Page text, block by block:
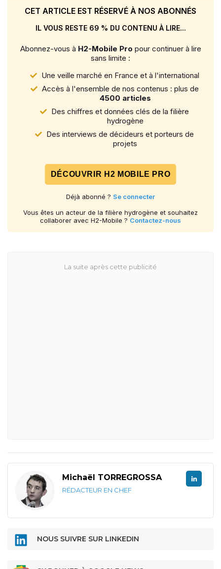
CET ARTICLE EST RÉSERVÉ À NOS ABONNÉS
IL VOUS RESTE 69 % DU CONTENU À LIRE...
Abonnez-vous à H2-Mobile Pro pour continuer à lire
sans limite :
Une veille marché en France et à l'international
Accès à l'ensemble de nos contenus : plus de
4500 articles
Des chiffres et données clés de la filière
hydrogène
Des interviews de décideurs et porteurs de
projets
DÉCOUVRIR H2 MOBILE PRO
Déjà abonné ? Se connecter
Vous êtes un acteur de la filière hydrogène et souhaitez
collaborer avec H2-Mobile ? Contactez-nous
Michaël TORREGROSSA
RÉDACTEUR EN CHEF
NOUS SUIVRE SUR LINKEDIN